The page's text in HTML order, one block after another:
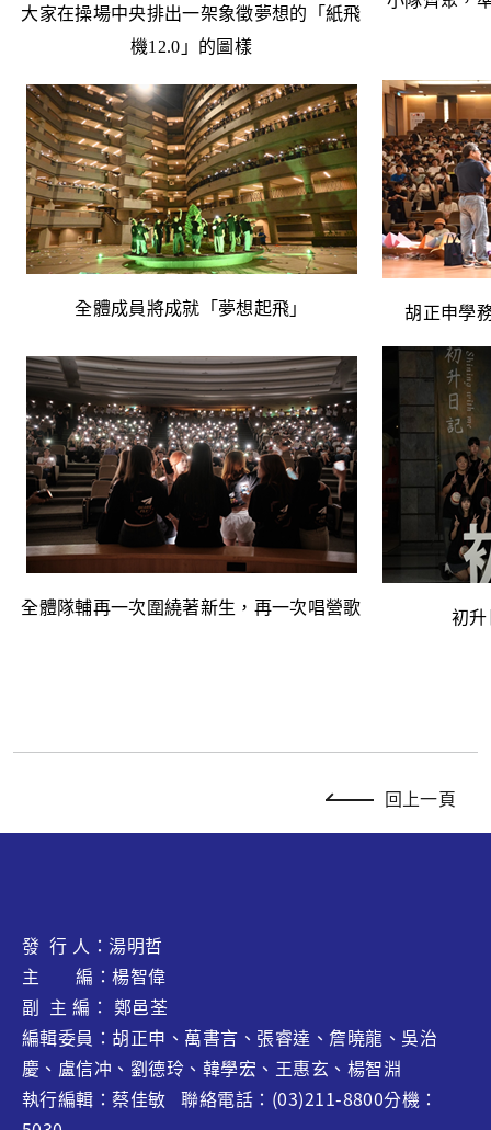
大家在操場中央排出一架象徵夢想的「紙飛
機12.0 」的圖樣
全體成員將成就「夢想起飛」 胡正申學
全體隊輔再一次圍繞著新生，再一次唱營歌
初升
回上一頁
發 行 人：湯明哲
主 編：楊智偉
副 主 編： 鄭邑荃
編輯委員：胡正申、萬書言、張睿達、詹曉龍 、吳治
慶、盧信冲、劉德玲、韓學宏、王惠玄、 楊智淵
執行編輯：蔡佳敏 聯絡電話：(03)211-8800分機：